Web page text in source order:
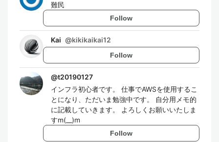
難民
Follow
Kai @kikikaikai12
Follow
@t20190127
インフラ初心者です。 仕事でAWSを使用するこ
とになり、ただいま勉強中です。 自分用メモ的
に記載していきます。 よろしくお願いいたしま
すm(__)m
Follow